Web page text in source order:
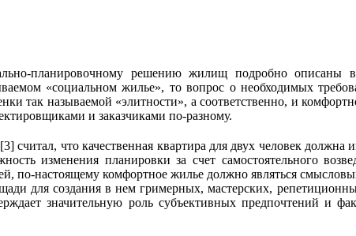
планировочному решению жилищ подробно описаны в
«социальном жилье», то вопрос о необходимых
так называемой «элитности», а соответственно, и
и заказчиками по-разному.
считал, что качественная квартира для двух человек
изменения планировки за счет самостоятельного
по-настоящему комфортное жилье должно являться
для создания в нем гримерных, мастерских,
значительную роль субъективных предпочтений и